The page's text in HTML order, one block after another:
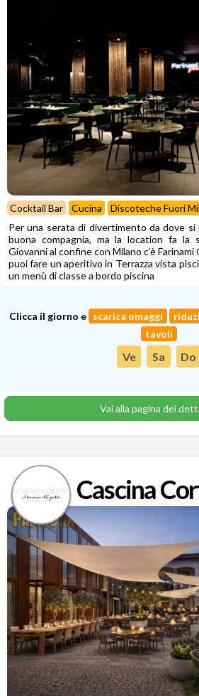
Cocktail Bar Cucina Discoteche Fuori
Per una serata di divertimento da dove si
buona compagnia, ma la location fa la
Giovanni al confine con Milano c’è
puoi fare un aperitivo in Terrazza vista
un menù di classe a bordo piscina
Clicca il giorno e scarica omaggi
tavoli
Ve Sa Do
Vai alla pagina dei
Cascina